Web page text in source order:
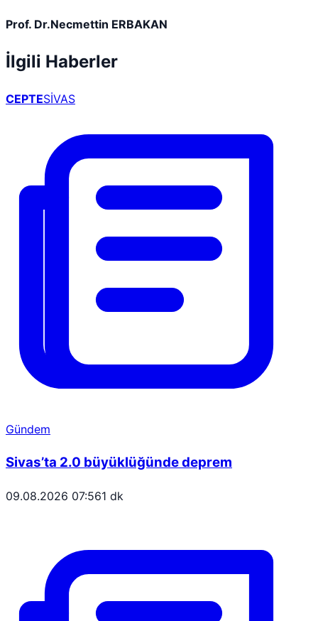
Prof. Dr.Necmettin ERBAKAN
İlgili Haberler
CEPTESİVAS
Gündem
Sivas’ta 2.0 büyüklüğünde deprem
09.08.2026 07:561 dk